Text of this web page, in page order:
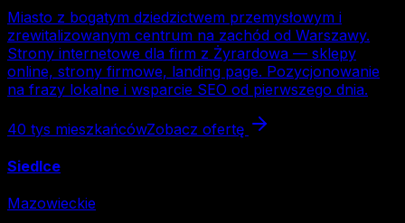
Miasto z bogatym dziedzictwem przemysłowym i
zrewitalizowanym centrum na zachód od Warszawy.
Strony internetowe dla firm z Żyrardowa — sklepy
online, strony firmowe, landing page. Pozycjonowanie
na frazy lokalne i wsparcie SEO od pierwszego dnia.
40 tys mieszkańcówZobacz ofertę
Siedlce
Mazowieckie